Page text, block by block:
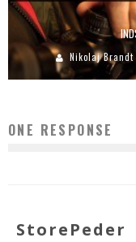
Nikolaj Brandt
ONE RESPONSE
StorePeder